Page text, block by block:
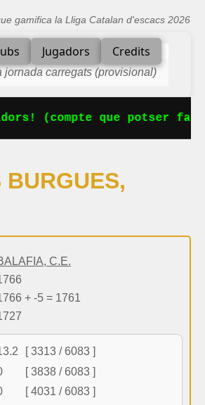
gamifica la Lliga Catalan d'escacs 2026
Jugadors Credits
jornada carregats (provisional)
(compte que potser
BURGUES,
C.E.
+ -5 = 1761
[ 3313 / 6083 ]
[ 3838 / 6083 ]
[ 4031 / 6083 ]